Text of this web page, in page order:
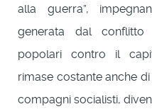
alla guerra”,
generata dal
popolari contro il
rimase costante anche
compagni socialisti,